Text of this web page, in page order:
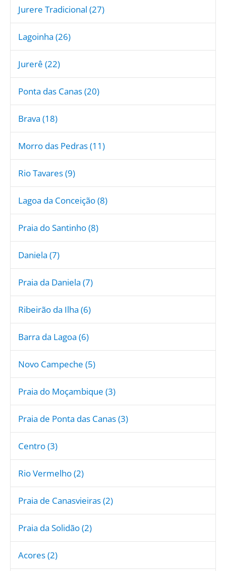
Jurere Tradicional (27)
Lagoinha (26)
Jurerê (22)
Ponta das Canas (20)
Brava (18)
Morro das Pedras (11)
Rio Tavares (9)
Lagoa da Conceição (8)
Praia do Santinho (8)
Daniela (7)
Praia da Daniela (7)
Ribeirão da Ilha (6)
Barra da Lagoa (6)
Novo Campeche (5)
Praia do Moçambique (3)
Praia de Ponta das Canas (3)
Centro (3)
Rio Vermelho (2)
Praia de Canasvieiras (2)
Praia da Solidão (2)
Acores (2)